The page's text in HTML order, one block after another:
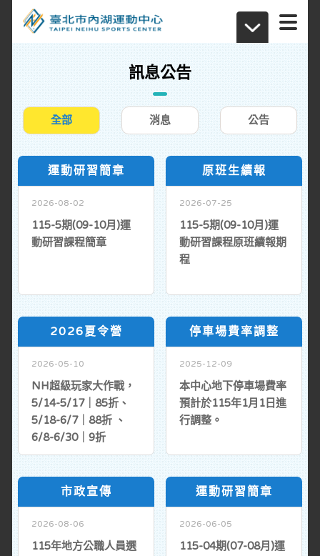
訊息公告
全部 消息 公告
運動研習簡章
2026-08-02
115-5期(09-10月)運
動研習課程簡章
原班生續報
2026-07-25
115-5期(09-10月)運
動研習課程原班續報期
程
2026夏令營
2026-05-10
NH超級玩家大作戰，
5/14-5/17｜85折、
5/18-6/7｜88折 、
6/8-6/30｜9折
停車場費率調整
2025-12-09
本中心地下停車場費率
預計於115年1月1日進
行調整。
市政宣傳
2026-08-06
115年地方公職人員選
運動研習簡章
2026-06-05
115-04期(07-08月)運